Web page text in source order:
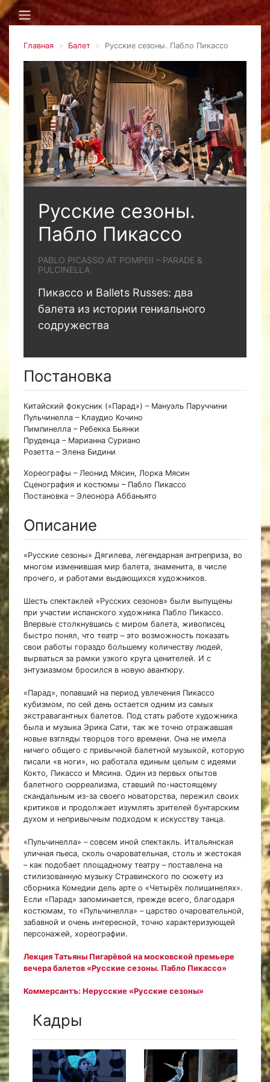
Главная Балет Русские сезоны. Пабло Пикассо
Русские сезоны.
Пабло Пикассо
PABLO PICASSO AT POMPEII – PARADE &
PULCINELLA
Пикассо и Ballets Russes: два
балета из истории гениального
содружества
Постановка
Китайский фокусник («Парад») – Мануэль Паруччини
Пульчинелла – Клаудио Кочино
Пимпинелла – Ребекка Бьянки
Пруденца – Марианна Суриано
Розетта – Элена Бидини
Хореографы – Леонид Мясин, Лорка Мясин
Сценография и костюмы – Пабло Пикассо
Постановка – Элеонора Аббаньято
Описание
«Русские сезоны» Дягилева, легендарная антреприза, во
многом изменившая мир балета, знаменита, в числе
прочего, и работами выдающихся художников.
Шесть спектаклей «Русских сезонов» были выпущены
при участии испанского художника Пабло Пикассо.
Впервые столкнувшись с миром балета, живописец
быстро понял, что театр – это возможность показать
свои работы гораздо большему количеству людей,
вырваться за рамки узкого круга ценителей. И с
энтузиазмом бросился в новую авантюру.
«Парад», попавший на период увлечения Пикассо
кубизмом, по сей день остается одним из самых
экстравагантных балетов. Под стать работе художника
была и музыка Эрика Сати, так же точно отражавшая
новые взгляды творцов того времени. Она не имела
ничего общего с привычной балетной музыкой, которую
писали «в ноги», но работала единым целым с идеями
Кокто, Пикассо и Мясина. Один из первых опытов
балетного сюрреализма, ставший по-настоящему
скандальным из-за своего новаторства, пережил своих
критиков и продолжает изумлять зрителей бунтарским
духом и непривычным подходом к искусству танца.
«Пульчинелла» – совсем иной спектакль. Итальянская
уличная пьеса, сколь очаровательная, столь и жестокая
– как подобает площадному театру – поставлена на
стилизованную музыку Стравинского по сюжету из
сборника Комедии дель арте о «Четырёх полишинелях».
Если «Парад» запоминается, прежде всего, благодаря
костюмам, то «Пульчинелла» – царство очаровательной,
забавной и очень интересной, точно характеризующей
персонажей, хореографии.
Лекция Татьяны Пигарёвой на московской премьере
вечера балетов «Русские сезоны. Пабло Пикассо»
Коммерсантъ: Нерусские «Русские сезоны»
Кадры